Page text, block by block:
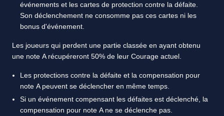
événements et les cartes de protection contre la défaite.
Son déclenchement ne consomme pas ces cartes ni les
bonus d'événement.
Les joueurs qui perdent une partie classée en ayant obtenu
une note A récupéreront 50% de leur Courage actuel.
Les protections contre la défaite et la compensation pour
note A peuvent se déclencher en même temps.
Si un événement compensant les défaites est déclenché, la
compensation pour note A ne se déclenche pas.